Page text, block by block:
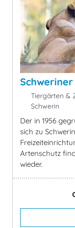
Tiergärten &
Schwerin
Der in 1956
sich zu
Artenschutz
wieder.